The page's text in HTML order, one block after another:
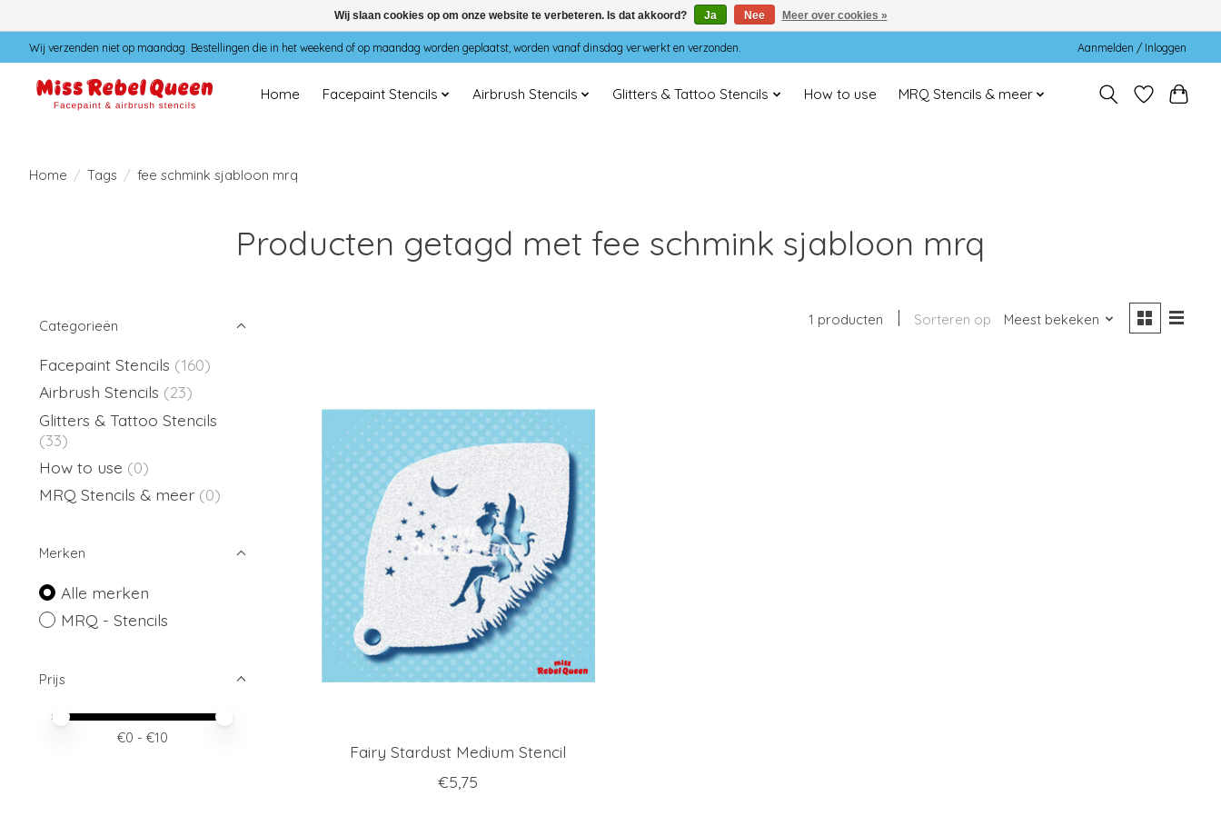
Wij verzenden niet op maandag. Bestellingen die in het weekend of op maandag worden geplaatst, worden vanaf dinsdag verwerkt en verzonden. Aanmelden / Inloggen
Home Facepaint Stencils Airbrush Stencils Glitters & Tattoo Stencils How to use MRQ Stencils & meer
Home / Tags / fee schmink sjabloon mrq
Producten getagd met fee schmink sjabloon mrq
Categorieën
Facepaint Stencils (160)
Airbrush Stencils (23)
Glitters & Tattoo Stencils
(33)
How to use (0)
MRQ Stencils & meer (0)
Merken
Alle merken
MRQ - Stencils
Prijs
Minimale prijswaarde
Price maximum value
€0 - €10
1 producten Sorteren op Meest bekeken
Fairy Stardust Medium Stencil
€5,75
Wij slaan cookies op om onze website te verbeteren. Is dat akkoord? Ja Nee Meer over cookies »